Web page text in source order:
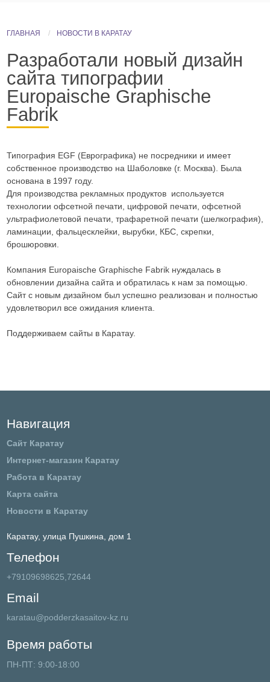
ГЛАВНАЯ НОВОСТИ В КАРАТАУ
Разработали новый дизайн
сайта типографии
Europaische Graphische
Fabrik
Типография EGF (Еврографика) не посредники и имеет
собственное производство на Шаболовке (г. Москва). Была
основана в 1997 году.
Для производства рекламных продуктов используется
технологии офсетной печати, цифровой печати, офсетной
ультрафиолетовой печати, трафаретной печати (шелкография),
ламинации, фальцесклейки, вырубки, КБС, скрепки,
брошюровки.
Компания Europaische Graphische Fabrik нуждалась в
обновлении дизайна сайта и обратилась к нам за помощью.
Сайт с новым дизайном был успешно реализован и полностью
удовлетворил все ожидания клиента.
Поддерживаем сайты в Каратау.
Навигация
Сайт Каратау
Интернет-магазин Каратау
Работа в Каратау
Карта сайта
Новости в Каратау
Каратау, улица Пушкина, дом 1
Телефон
+79109698625,72644
Email
karatau@podderzkasaitov-kz.ru
Время работы
ПН-ПТ: 9:00-18:00